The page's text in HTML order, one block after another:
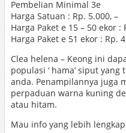
Pembelian Minimal 3e
Harga Satuan : Rp. 5.000, –
Harga Paket e 15 – 50 ekor :
Harga Paket e 51 ekor : Rp.
Clea helena – Keong ini
populasi ‘ hama’ siput
anda. Penampilannya juga
perpaduan warna kuning
atau hitam.
Mau info yang lebih